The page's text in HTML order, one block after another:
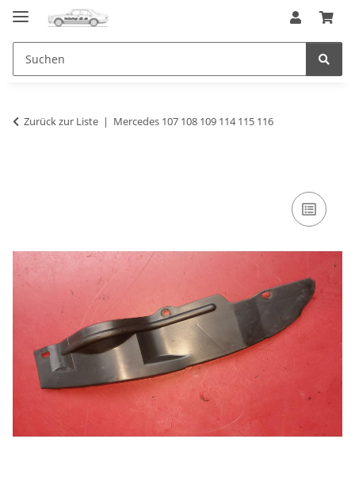
Zurück zur Liste Mercedes 107 108 109 114 115 116